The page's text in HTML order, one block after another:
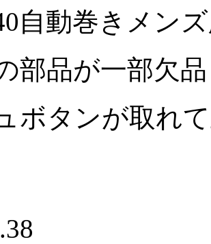
自動巻きメン
部品が一部欠
ボタンが取れ